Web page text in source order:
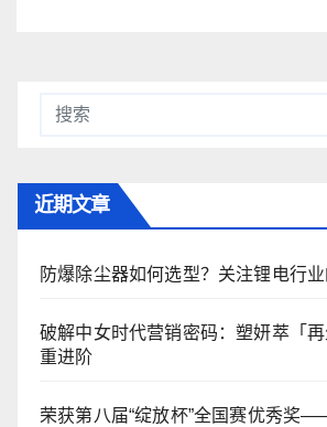
近期文章
防爆除尘器如何选型？关注锂电行
破解中女时代营销密码：塑妍萃「
重进阶
荣获第八届“绽放杯”全国赛优秀奖